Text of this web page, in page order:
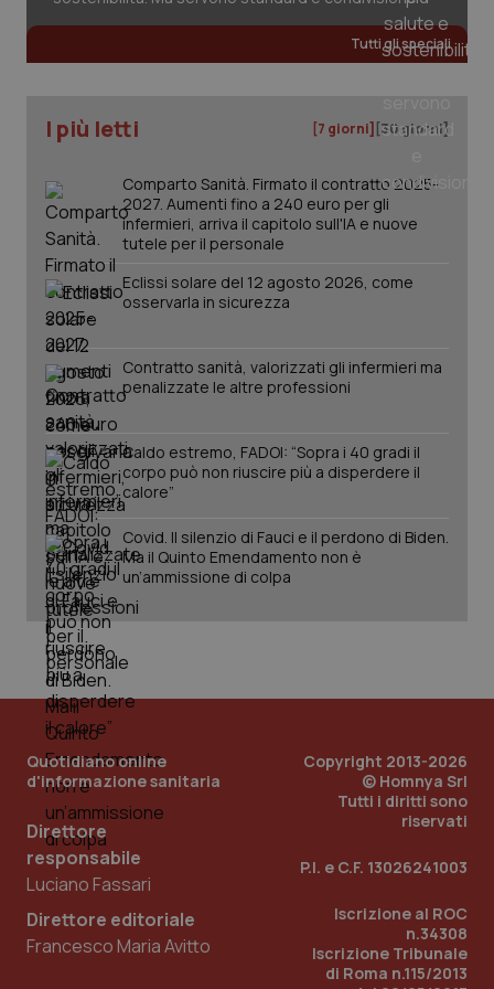
Salute orale & impianti
Tiroide
Tumore al seno
Tumore ovarico
Tumori del Polmone & Testa Collo
Tumori gastrointestinali
Ulcera & Reflusso
Vaccini
Tutti gli speciali
I più letti [7 giorni] [30 giorni]
Comparto Sanità. Firmato il contratto 2025-
2027. Aumenti fino a 240 euro per gli
infermieri, arriva il capitolo sull'IA e nuove
tutele per il personale
Eclissi solare del 12 agosto 2026, come
osservarla in sicurezza
Contratto sanità, valorizzati gli infermieri ma
penalizzate le altre professioni
Caldo estremo, FADOI: “Sopra i 40 gradi il
corpo può non riuscire più a disperdere il
calore”
Covid. Il silenzio di Fauci e il perdono di Biden.
Ma il Quinto Emendamento non è
un’ammissione di colpa
Quotidiano online
d'informazione sanitaria
Direttore
responsabile
Luciano Fassari
Direttore editoriale
Francesco Maria Avitto
Copyright 2013-2026
© Homnya Srl
Tutti i diritti sono
riservati
P.I. e C.F. 13026241003
Iscrizione al ROC
n.34308
Iscrizione Tribunale
di Roma n.115/2013
CookieScriptConsent
tracking-sites-ironfish-
tracking-enable
tracking-sites-ironfish-
session-id
_ga
1